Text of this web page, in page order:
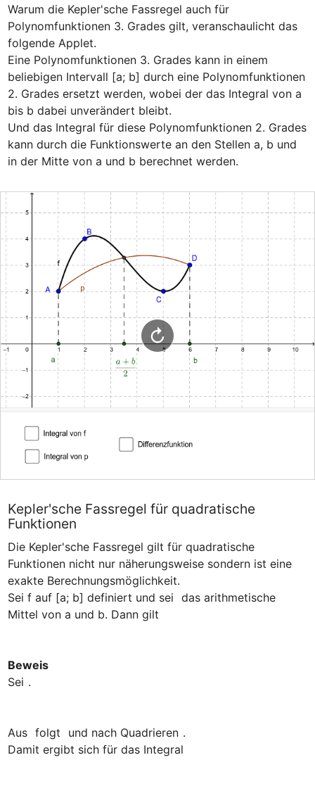
Warum die Kepler'sche Fassregel auch für
Polynomfunktionen 3. Grades gilt, veranschaulicht das
folgende Applet.
Eine Polynomfunktionen 3. Grades kann in einem
beliebigen Intervall [a; b] durch eine Polynomfunktionen
2. Grades ersetzt werden, wobei der das Integral von a
bis b dabei unverändert bleibt.
Und das Integral für diese Polynomfunktionen 2. Grades
kann durch die Funktionswerte an den Stellen a, b und
in der Mitte von a und b berechnet werden.
Kepler'sche Fassregel für quadratische
Funktionen
Die Kepler'sche Fassregel gilt für quadratische
Funktionen nicht nur näherungsweise sondern ist eine
exakte Berechnungsmöglichkeit.
Sei f auf [a; b] definiert und sei das arithmetische
Beweis
Sei
Aus folgt und nach Quadrieren .
Damit ergibt sich für das Integral